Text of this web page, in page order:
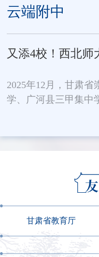
云端附中
又添4校！西北
2025年12月，甘肃
学、广河县三甲集中
甘肃省教育厅